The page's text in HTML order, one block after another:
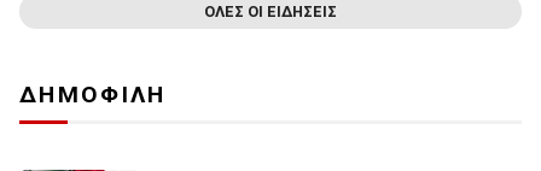
ΟΛΕΣ ΟΙ ΕΙΔΗΣΕΙΣ
ΔΗΜΟΦΙΛΗ